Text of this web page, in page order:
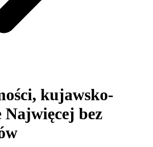
kujawsko-
Najwięcej bez